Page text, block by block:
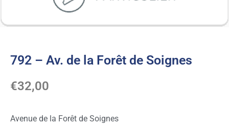
792 – Av. de la Forêt de Soignes
€32,00
Avenue de la Forêt de Soignes